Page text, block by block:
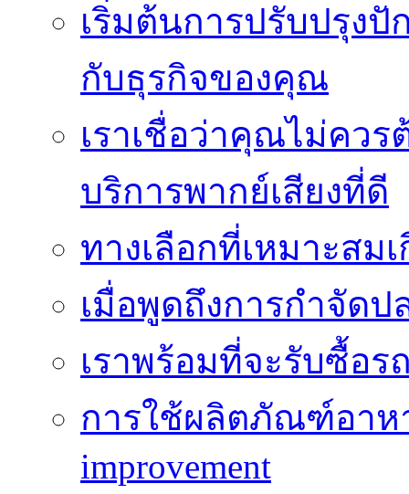
เริ่มต้นการปรับปรุง
กับธุรกิจของคุณ
เราเชื่อว่าคุณไม่คว
บริการพากย์เสียงที่ดี
ทางเลือกที่เหมาะสม
เมื่อพูดถึงการกำจัดป
เราพร้อมที่จะรับซื้อ
การใช้ผลิตภัณฑ์อาหา
improvement